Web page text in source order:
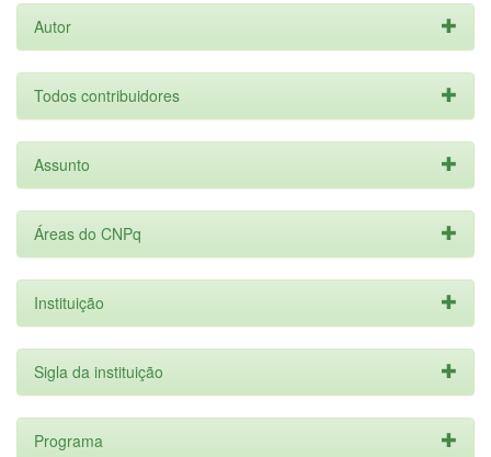
Autor
Todos contribuidores
Assunto
Áreas do CNPq
Instituição
Sigla da instituição
Programa